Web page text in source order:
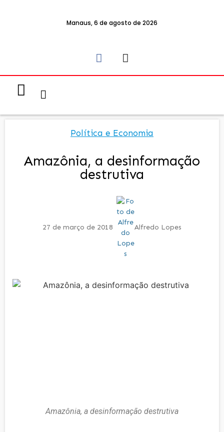
Manaus, 6 de agosto de 2026
Política e Economia
Amazônia, a desinformação
destrutiva
27 de março de 2018 Alfredo Lopes
Amazônia, a desinformação destrutiva